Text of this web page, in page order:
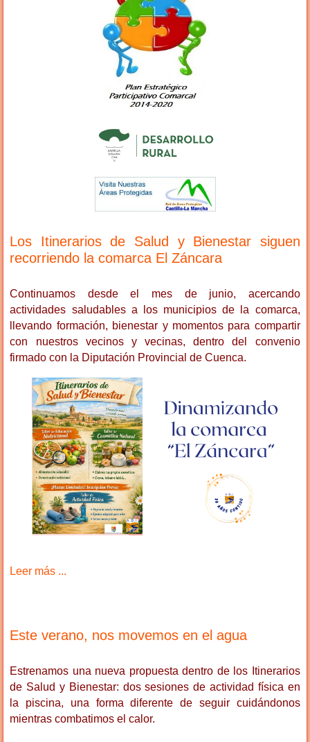
Los Itinerarios de Salud y Bienestar siguen
recorriendo la comarca El Záncara
Continuamos desde el mes de junio, acercando
actividades saludables a los municipios de la comarca,
llevando formación, bienestar y momentos para compartir
con nuestros vecinos y vecinas, dentro del convenio
firmado con la Diputación Provincial de Cuenca.
Leer más ...
Este verano, nos movemos en el agua
Estrenamos una nueva propuesta dentro de los Itinerarios
de Salud y Bienestar: dos sesiones de actividad física en
la piscina, una forma diferente de seguir cuidándonos
mientras combatimos el calor.